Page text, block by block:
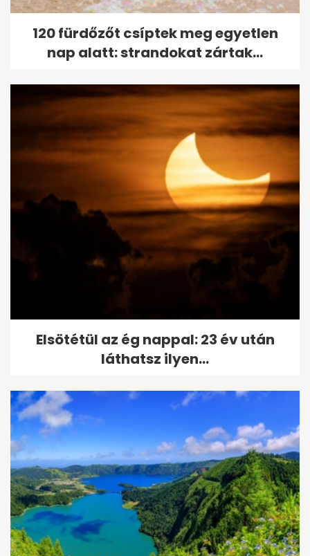
120 fürdőzőt csíptek meg egyetlen
nap alatt: strandokat zártak...
Elsötétül az ég nappal: 23 év után
láthatsz ilyen...